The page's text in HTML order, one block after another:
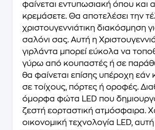
φαίνεται εντυπωσιακή όπου και
κρεμάσετε. Θα αποτελέσει την
χριστουγεννιάτικη διακόσμηση
σαλόνι σας. Αυτή η
γιρλάντα μπορεί εύκολα να
γύρω από κουπαστές ή σε
θα φαίνεται επίσης υπέροχη εάν
σε τοίχους, πόρτες ή οροφές.
όμορφα φώτα LED που
ζεστή εορταστική ατμόσφαιρα.
οικονομική τεχνολογία LED,